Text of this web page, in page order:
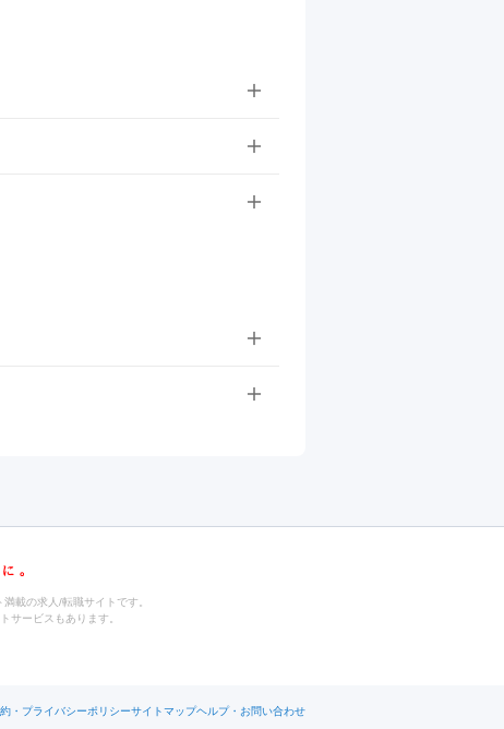
載の求人/転職サイトです。
サービスもあります。
・プライバシーポリシーサイトマップヘルプ・お問い合わせ